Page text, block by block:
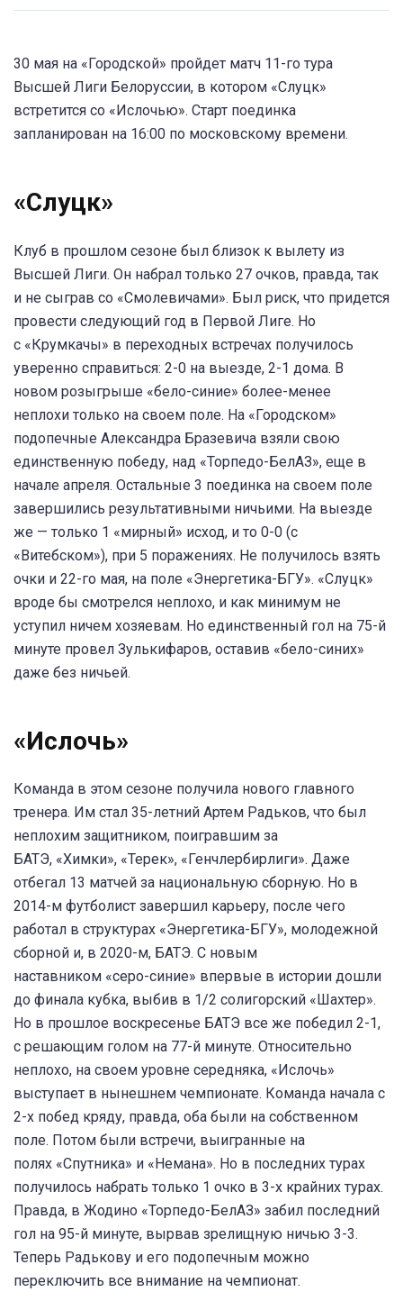
30 мая на «Городской» пройдет матч 11-го тура
Высшей Лиги Белоруссии, в котором «Слуцк»
встретится со «Ислочью». Старт поединка
запланирован на 16:00 по московскому времени.
«Слуцк»
Клуб в прошлом сезоне был близок к вылету из
Высшей Лиги. Он набрал только 27 очков, правда, так
и не сыграв со «Смолевичами». Был риск, что придется
провести следующий год в Первой Лиге. Но
с «Крумкачы» в переходных встречах получилось
уверенно справиться: 2-0 на выезде, 2-1 дома. В
новом розыгрыше «бело-синие» более-менее
неплохи только на своем поле. На «Городском»
подопечные Александра Бразевича взяли свою
единственную победу, над «Торпедо-БелАЗ», еще в
начале апреля. Остальные 3 поединка на своем поле
завершились результативными ничьими. На выезде
же — только 1 «мирный» исход, и то 0-0 (с
«Витебском»), при 5 поражениях. Не получилось взять
очки и 22-го мая, на поле «Энергетика-БГУ». «Слуцк»
вроде бы смотрелся неплохо, и как минимум не
уступил ничем хозяевам. Но единственный гол на 75-й
минуте провел Зулькифаров, оставив «бело-синих»
даже без ничьей.
«Ислочь»
Команда в этом сезоне получила нового главного
тренера. Им стал 35-летний Артем Радьков, что был
неплохим защитником, поигравшим за
БАТЭ, «Химки», «Терек», «Генчлербирлиги». Даже
отбегал 13 матчей за национальную сборную. Но в
2014-м футболист завершил карьеру, после чего
работал в структурах «Энергетика-БГУ», молодежной
сборной и, в 2020-м, БАТЭ. С новым
наставником «серо-синие» впервые в истории дошли
до финала кубка, выбив в 1/2 солигорский «Шахтер».
Но в прошлое воскресенье БАТЭ все же победил 2-1,
с решающим голом на 77-й минуте. Относительно
неплохо, на своем уровне середняка, «Ислочь»
выступает в нынешнем чемпионате. Команда начала с
2-х побед кряду, правда, оба были на собственном
поле. Потом были встречи, выигранные на
полях «Спутника» и «Немана». Но в последних турах
получилось набрать только 1 очко в 3-х крайних турах.
Правда, в Жодино «Торпедо-БелАЗ» забил последний
гол на 95-й минуте, вырвав зрелищную ничью 3-3.
Теперь Радькову и его подопечным можно
переключить все внимание на чемпионат.